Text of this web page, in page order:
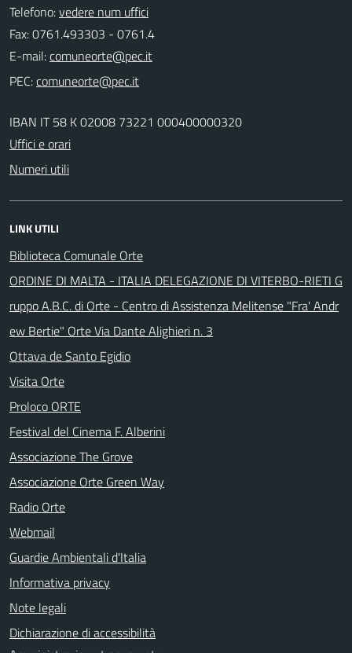
Telefono:vedere num uffici
Fax: 0761.493303 - 0761.4
E-mail:
PEC:
IBAN IT 58 K 02008 73221 000400000320
Uffici e orari
Numeri utili
LINK UTILI
Biblioteca Comunale Orte
ORDINE DI MALTA - ITALIA DELEGAZIONE DI VITERBO-RIETI G
ruppo A.B.C. di Orte - Centro di Assistenza Melitense "Fra' Andr
ew Bertie" Orte Via Dante Alighieri n. 3
Ottava de Santo Egidio
Visita Orte
Proloco ORTE
Festival del Cinema F. Alberini
Associazione The Grove
Associazione Orte Green Way
Radio Orte
Webmail
Guardie Ambientali d'Italia
Informativa privacy
Note legali
Dichiarazione di accessibilità